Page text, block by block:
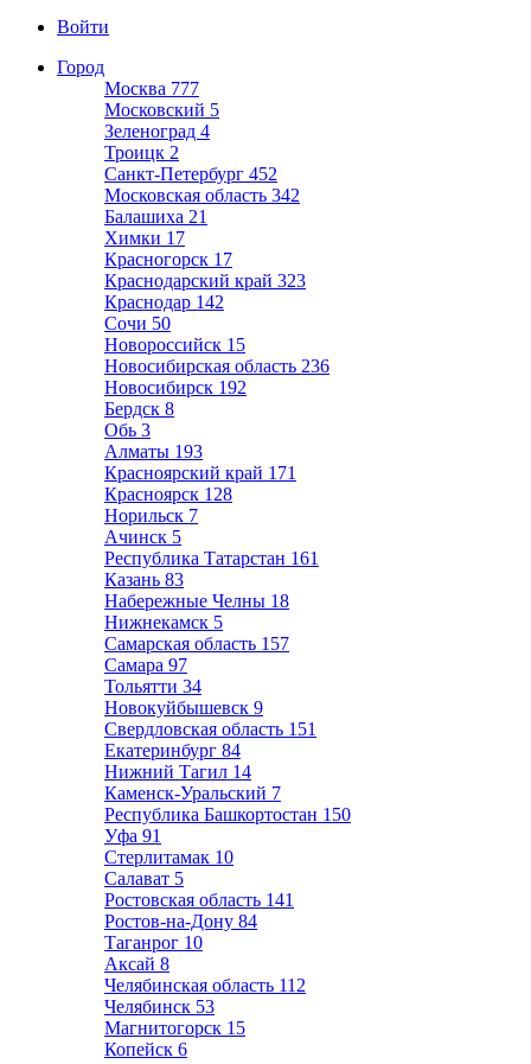
Войти
Город
Москва 777
Московский 5
Зеленоград 4
Троицк 2
Санкт-Петербург 452
Московская область 342
Балашиха 21
Химки 17
Красногорск 17
Краснодарский край 323
Краснодар 142
Сочи 50
Новороссийск 15
Новосибирская область 236
Новосибирск 192
Бердск 8
Обь 3
Алматы 193
Красноярский край 171
Красноярск 128
Норильск 7
Ачинск 5
Республика Татарстан 161
Казань 83
Набережные Челны 18
Нижнекамск 5
Самарская область 157
Самара 97
Тольятти 34
Новокуйбышевск 9
Свердловская область 151
Екатеринбург 84
Нижний Тагил 14
Каменск-Уральский 7
Республика Башкортостан 150
Уфа 91
Стерлитамак 10
Салават 5
Ростовская область 141
Ростов-на-Дону 84
Таганрог 10
Аксай 8
Челябинская область 112
Челябинск 53
Магнитогорск 15
Копейск 6